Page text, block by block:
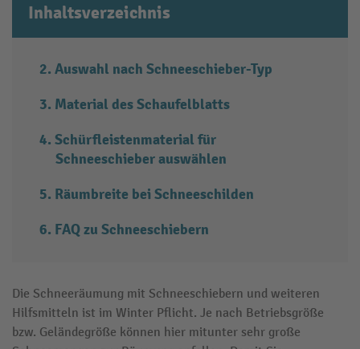
Inhaltsverzeichnis
Auswahl nach Schneeschieber-Typ
Material des Schaufelblatts
Schürfleistenmaterial für
Schneeschieber auswählen
Räumbreite bei Schneeschilden
FAQ zu Schneeschiebern
Die Schneeräumung mit Schneeschiebern und weiteren
Hilfsmitteln ist im Winter Pflicht. Je nach Betriebsgröße
bzw. Geländegröße können hier mitunter sehr große